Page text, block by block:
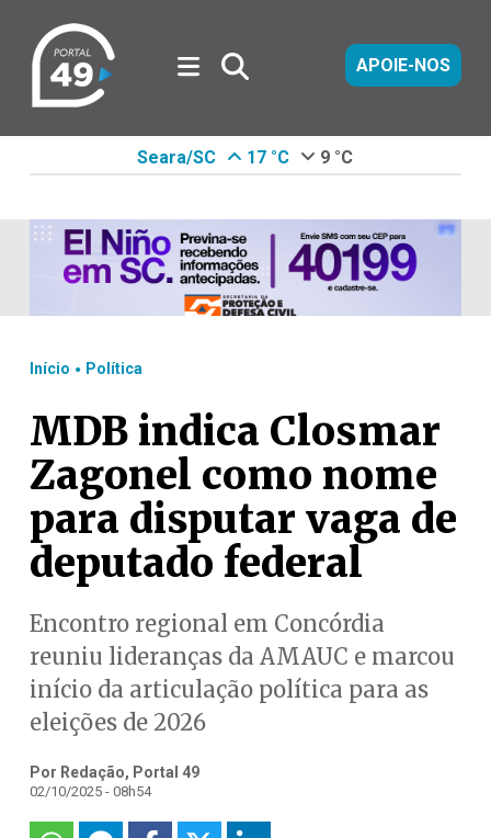
APOIE-NOS
Seara/SC 17 °C 9 °C
Início . Política
MDB indica Closmar
Zagonel como nome
para disputar vaga de
deputado federal
Encontro regional em Concórdia
reuniu lideranças da AMAUC e marcou
início da articulação política para as
eleições de 2026
Por Redação, Portal 49
02/10/2025 - 08h54